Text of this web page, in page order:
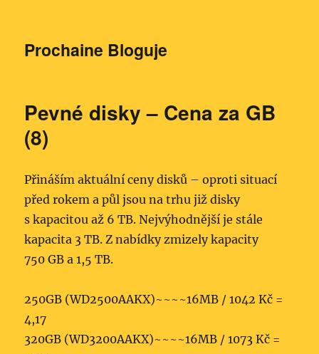
Prochaine Bloguje
Pevné disky – Cena za GB
(8)
Přináším aktuální ceny disků – oproti situací
před rokem a půl jsou na trhu již disky
s kapacitou až 6 TB. Nejvýhodnější je stále
kapacita 3 TB. Z nabídky zmizely kapacity
750 GB a 1,5 TB.
250GB (WD2500AAKX)~~~~16MB / 1042 Kč =
4,17
320GB (WD3200AAKX)~~~~16MB / 1073 Kč =